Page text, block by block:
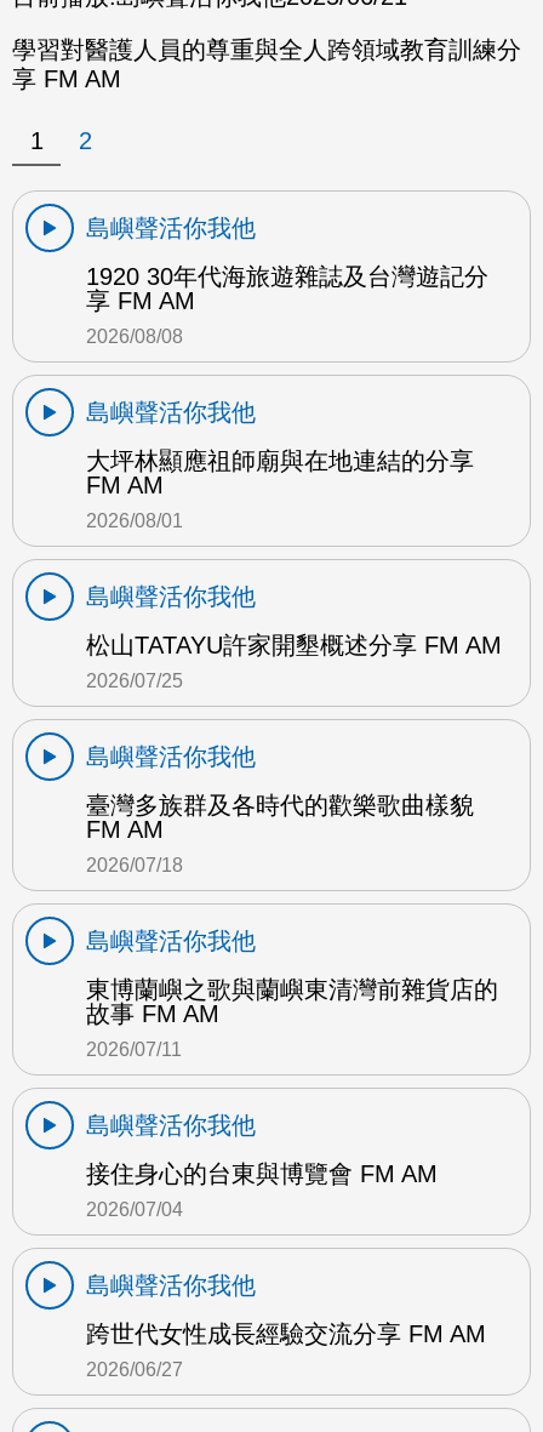
學習對醫護人員的尊重與全人跨領域教育訓練分
享 FM AM
1 2
島嶼聲活你我他
1920 30年代海旅遊雜誌及台灣遊記分
享 FM AM
2026/08/08
島嶼聲活你我他
大坪林顯應祖師廟與在地連結的分享
FM AM
2026/08/01
島嶼聲活你我他
松山TATAYU許家開墾概述分享 FM AM
2026/07/25
島嶼聲活你我他
臺灣多族群及各時代的歡樂歌曲樣貌
FM AM
2026/07/18
島嶼聲活你我他
東博蘭嶼之歌與蘭嶼東清灣前雜貨店的
故事 FM AM
2026/07/11
島嶼聲活你我他
接住身心的台東與博覽會 FM AM
2026/07/04
島嶼聲活你我他
跨世代女性成長經驗交流分享 FM AM
2026/06/27